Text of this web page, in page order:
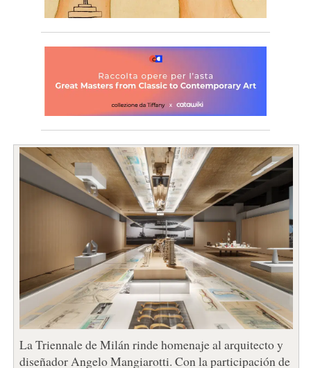
La Triennale de Milán rinde homenaje al arquitecto y
diseñador Angelo Mangiarotti. Con la participación de